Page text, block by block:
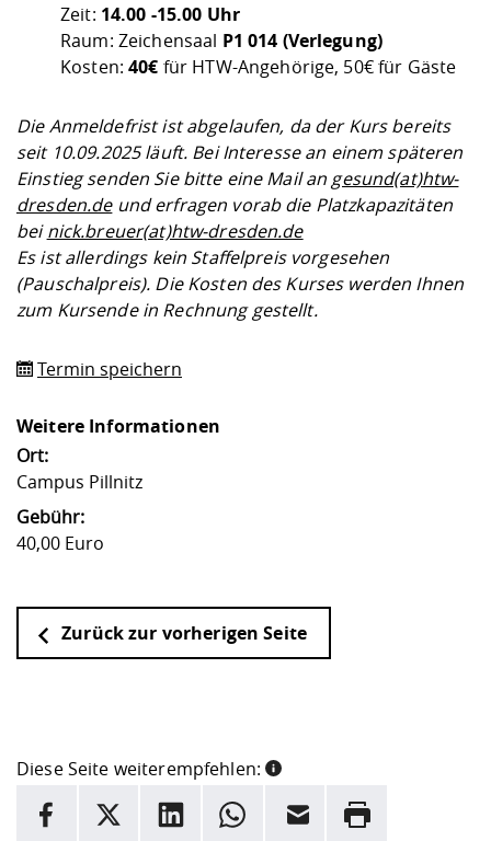
Zeit: 14.00 -15.00 Uhr
Raum: Zeichensaal P1 014 (Verlegung)
Kosten:40€ für HTW-Angehörige, 50€ für Gäste
Die Anmeldefrist ist abgelaufen, da der Kurs bereits
seit 10.09.2025 läuft. Bei Interesse an einem späteren
Einstieg senden Sie bitte eine Mail an gesund(at)htw-
dresden.deund erfragen vorab die Platzkapazitäten
beinick.breuer(at)htw-dresden.de
Es ist allerdings kein Staffelpreis vorgesehen
(Pauschalpreis). Die Kosten des Kurses werden Ihnen
zum Kursende in Rechnung gestellt.
Termin speichern
Weitere Informationen
Ort:
Campus Pillnitz
Gebühr:
40,00 Euro
Zurück zur vorherigen Seite
Diese Seite weiterempfehlen:
INFORMATION
Facebook
X LinkedInWhatsappE-Mail Drucken